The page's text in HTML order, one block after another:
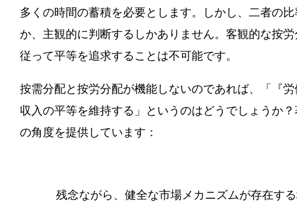
多くの時間の蓄積を必要とします。しかし、二者の
か、主観的に判断するしかありません。客観的な按
従って平等を追求することは不可能です。
按需分配と按労分配が機能しないのであれば、「『労
収入の平等を維持する」というのはどうでしょうか
の角度を提供しています：
残念ながら、健全な市場メカニズムが存在す